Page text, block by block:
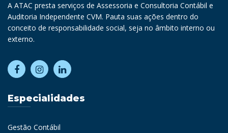
A ATAC presta serviços de Assessoria e Consultoria Contábil e
Auditoria Independente CVM. Pauta suas ações dentro do
conceito de responsabilidade social, seja no âmbito interno ou
externo.
Especialidades
Gestão Contábil